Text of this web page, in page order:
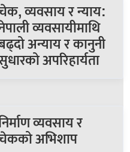
व्यवसाय र न्याय:
व्यवसायीमाथि
अन्याय र कानुनी
अपरिहार्यता
व्यवसाय र
अभिशाप